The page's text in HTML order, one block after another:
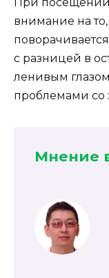
При посещении
внимание на
с разницей в
ленивым
проблемами со
Мнение